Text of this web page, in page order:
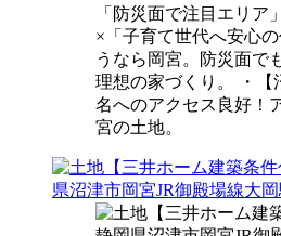
「防災面で注目エリア
×「子育て世代へ安心
うなら岡宮。防災面で
理想の家づくり。 ・【
名へのアクセス良好！
宮の土地。